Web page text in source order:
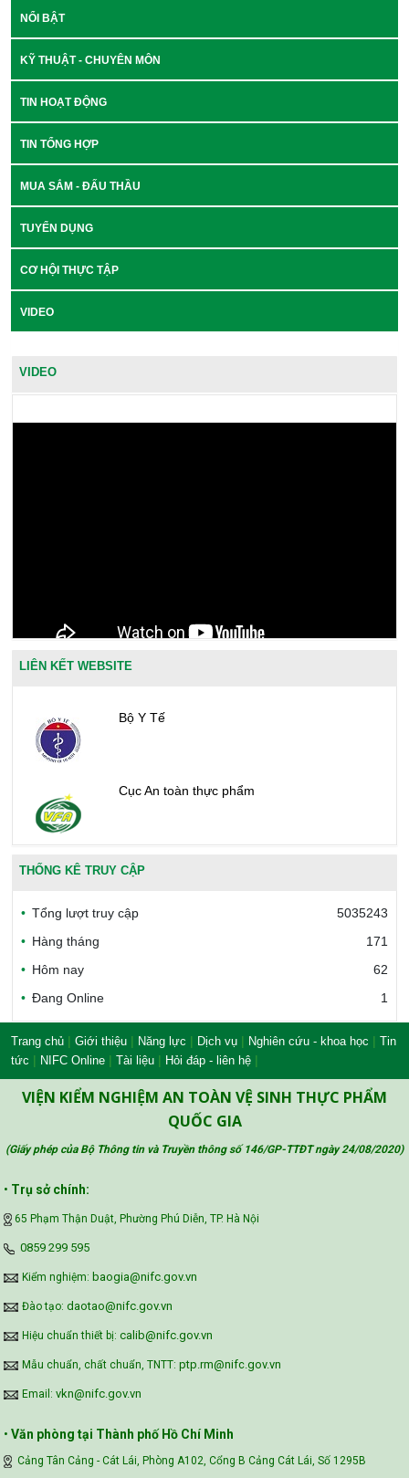
NỔI BẬT
KỸ THUẬT - CHUYÊN MÔN
TIN HOẠT ĐỘNG
TIN TỔNG HỢP
MUA SẮM - ĐẤU THẦU
TUYỂN DỤNG
CƠ HỘI THỰC TẬP
VIDEO
VIDEO
LIÊN KẾT WEBSITE
Bộ Y Tế
Cục An toàn thực phẩm
Văn phòng công nhận chất lượng
Công đoàn Y tế Việt Nam
Safe Food for Growth Project (SAFEGRO)
Vietnam Center for Food Safety Risk
THỐNG KÊ TRUY CẬP
Tổng lượt truy cập
5035243
Hàng tháng
171
Hôm nay
62
Đang Online
1
Trang chủ | Giới thiệu | Năng lực | Dịch vụ | Nghiên cứu - khoa học | Tin
tức | NIFC Online | Tài liệu | Hỏi đáp - liên hệ |
VIỆN KIỂM NGHIỆM AN TOÀN VỆ SINH THỰC PHẨM
QUỐC GIA
(Giấy phép của Bộ Thông tin và Truyền thông số 146/GP-TTĐT ngày 24/08/2020)
• Trụ sở chính:
65 Phạm Thận Duật, Phường Phú Diễn, TP. Hà Nội
‪0859 299 595‬
Kiểm nghiệm: baogia@nifc.gov.vn
Đào tạo: daotao@nifc.gov.vn
Hiệu chuẩn thiết bị: calib@nifc.gov.vn
Mẫu chuẩn, chất chuẩn, TNTT: ptp.rm@nifc.gov.vn
Email: vkn@nifc.gov.vn
• Văn phòng tại Thành phố Hồ Chí Minh
Cảng Tân Cảng - Cát Lái, Phòng A102, Cổng B Cảng Cát Lái, Số 1295B